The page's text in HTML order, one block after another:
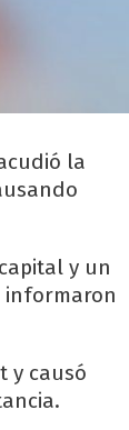
la
y un
informaron
y causó